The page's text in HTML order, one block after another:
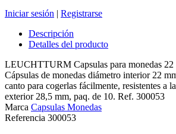
Iniciar sesión | Registrarse
Descripción
Detalles del producto
LEUCHTTURM Capsulas para monedas 22
Cápsulas de monedas diámetro interior 22
canto para cogerlas fácilmente, resistentes a
exterior 28,5 mm, paq. de 10. Ref. 300053
Marca Capsulas Monedas
Referencia 300053